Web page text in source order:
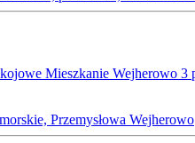
Mieszkanie Wejherowo 3
Przemysłowa Wejherowo